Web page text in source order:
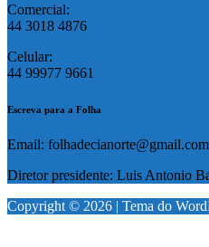
Comercial:
44 3018 4876
Celular:
44 99977 9661
Escreva para a Folha
Email: folhadecianorte@gmail.com
Diretor presidente: Luis Antonio
Copyright © 2026 | Tema do